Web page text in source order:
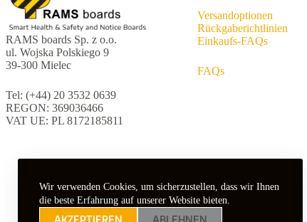
Wir verwenden Cookies, um sicherzustellen, dass wir Ihnen
die beste Erfahrung auf unserer Website bieten.
AKZEPTIEREN ABLEHNEN
RAMS boards Sp. z o.o.
ul. Wojska Polskiego 9
39-300 Mielec
Tel: (+44) 20 3532 0639
REGON: 369036466
VAT UE: PL 8172185811
Versandoptionen
Rückgaberichtlinien
Einkaufs-FAQs
FAQs